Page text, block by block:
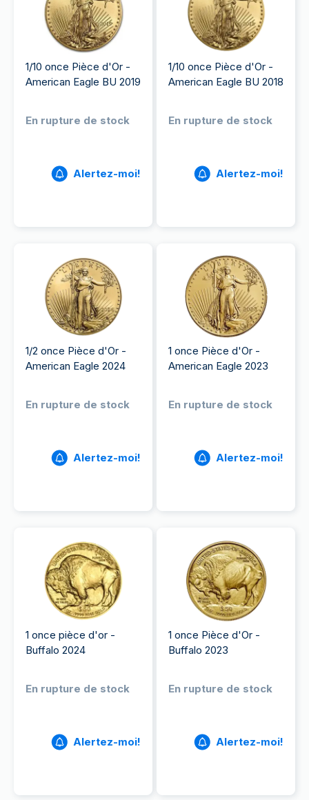
1/10 once Pièce d'Or -
American Eagle BU 2019
En rupture de stock
Alertez-moi!
1/10 once Pièce d'Or -
American Eagle BU 2018
En rupture de stock
Alertez-moi!
1/2 once Pièce d'Or -
American Eagle 2024
En rupture de stock
Alertez-moi!
1 once Pièce d'Or -
American Eagle 2023
En rupture de stock
Alertez-moi!
1 once pièce d'or -
Buffalo 2024
En rupture de stock
Alertez-moi!
1 once Pièce d'Or -
Buffalo 2023
En rupture de stock
Alertez-moi!